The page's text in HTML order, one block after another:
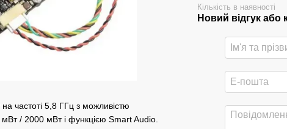
частоті 5,8 ГГц з можливістю
/ 2000 мВт і функцією Smart Audio.
Кількість в наявності
Новий відгук або